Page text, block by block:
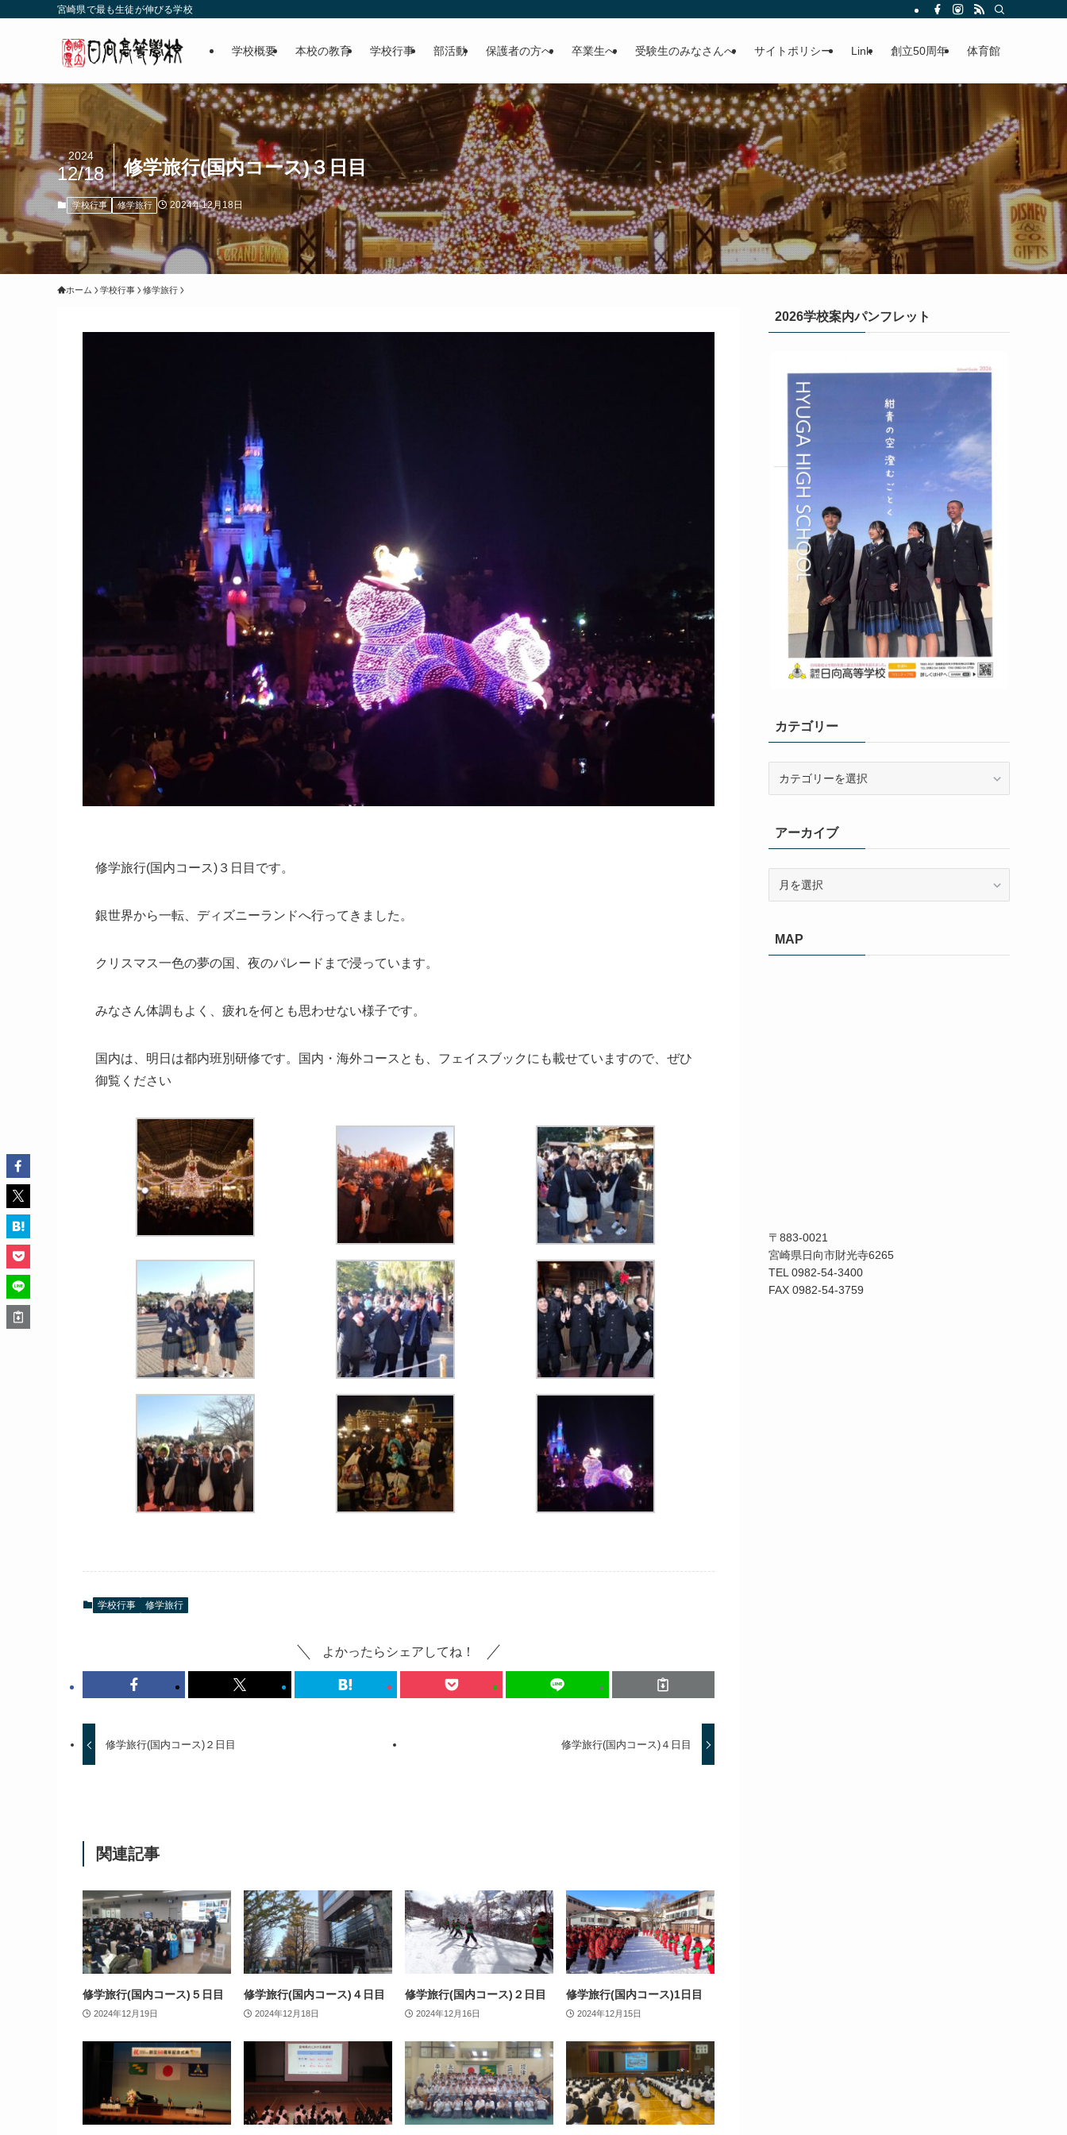
宮崎県で最も生徒が伸びる学校
学校概要 本校の教育 学校行事 部活動 保護者の方へ 卒業生へ 受験生のみなさんへ サイトポリシー Link 創立50周年 体育館
修学旅行(国内コース)３日目
2024
12/18
学校行事 修学旅行 2024年12月18日
ホーム 学校行事 修学旅行
修学旅行(国内コース)３日目です。
銀世界から一転、ディズニーランドへ行ってきました。
クリスマス一色の夢の国、夜のパレードまで浸っています。
みなさん体調もよく、疲れを何とも思わせない様子です。
国内は、明日は都内班別研修です。国内・海外コースとも、フェイスブックにも載せていますので、ぜひ
御覧ください
学校行事 修学旅行
よかったらシェアしてね！
修学旅行(国内コース)２日目 修学旅行(国内コース)４日目
関連記事
修学旅行(国内コース)５日目
2024年12月19日
修学旅行(国内コース)４日目
2024年12月18日
修学旅行(国内コース)２日目
2024年12月16日
修学旅行(国内コース)1日目
2024年12月15日
2026学校案内パンフレット
カテゴリー
ーアーカイブ
ブMAP
〒883-0021
宮崎県日向市財光寺6265
TEL 0982-54-3400
FAX 0982-54-3759